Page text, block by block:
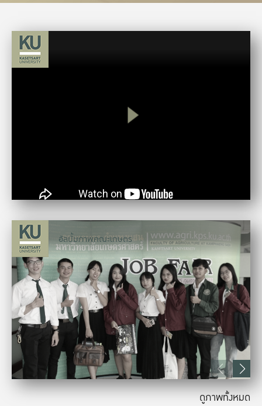
อัลบั้มภาพคณะเกษตร
ดูภาพทั้งหมด